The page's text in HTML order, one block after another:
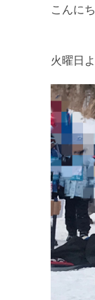
こんに
火曜日